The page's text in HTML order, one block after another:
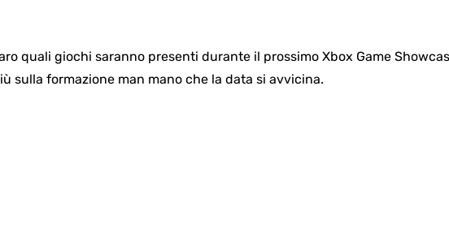
quali giochi saranno presenti durante il prossimo Xbox Game
sulla formazione man mano che la data si avvicina.